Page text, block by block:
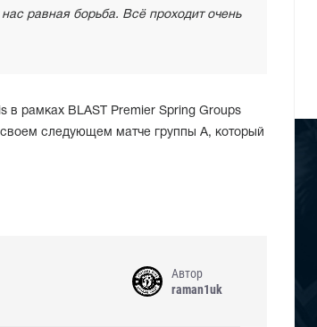
равная борьба. Всё проходит очень
в рамках BLAST Premier Spring Groups
следующем матче группы A, который
Автор
raman1uk